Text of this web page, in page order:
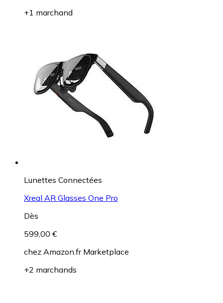
+1 marchand
Lunettes Connectées
Xreal AR Glasses One Pro
Dès
599,00 €
chez Amazon.fr Marketplace
+2 marchands